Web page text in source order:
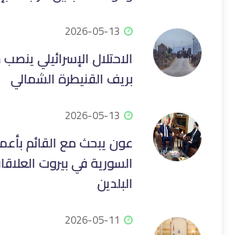
2026-05-13
الاحتلال الإسرائيلي
بريف القنيطرة الشمالي
2026-05-13
عون يبحث مع القائم
السورية في بيروت
البلدين
2026-05-11